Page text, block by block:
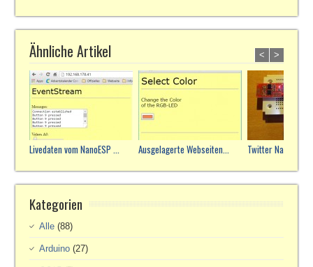
Ähnliche Artikel
Livedaten vom NanoESP ... Ausgelagerte Webseiten... Twitter
< >
Kategorien
Alle (88)
Arduino (27)